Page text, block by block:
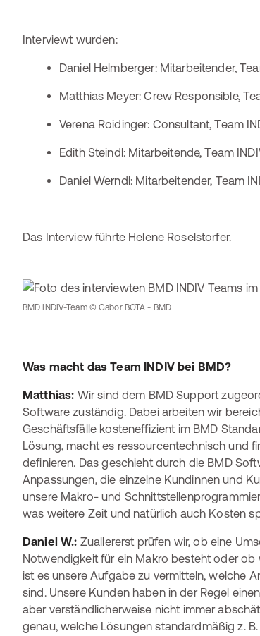
Interviewt wurden:
Daniel Helmberger: Mitarbeitender,
Matthias Meyer: Crew Responsible,
Verena Roidinger: Consultant, Team
Edith Steindl: Mitarbeitende, Team
Daniel Werndl: Mitarbeitender, Team
Das Interview führte Helene Roselstorfer.
BMD INDIV-Team © Gabor BOTA - BMD
Was macht das Team INDIV bei BMD?
Matthias: Wir sind dem BMD Support
Software zuständig. Dabei arbeiten wir
Geschäftsfälle kosteneffizient im BMD
Lösung, macht es ressourcentechnisch und
definieren. Das geschieht durch die BMD
Anpassungen, die einzelne Kundinnen und
unsere Makro- und
was weitere Zeit und natürlich auch Kosten
Daniel W.: Zuallererst prüfen wir, ob eine
Notwendigkeit für ein Makro besteht oder
ist es unsere Aufgabe zu vermitteln, welche
sind. Unsere Kunden haben in der Regel
aber verständlicherweise nicht immer
genau, welche Lösungen standardmäßig z.